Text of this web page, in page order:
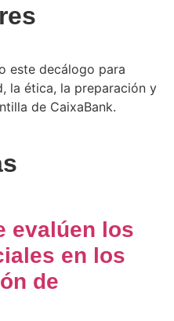
este decálogo para
la ética, la preparación y
de CaixaBank.
evalúen los
en los
de